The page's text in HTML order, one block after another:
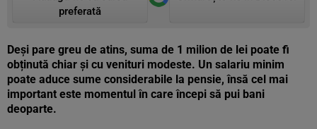
preferată
Deși pare greu de atins, suma de 1 milion de lei poate fi
obținută chiar și cu venituri modeste. Un salariu minim
poate aduce sume considerabile la pensie, însă cel mai
important este momentul în care începi să pui bani
deoparte.